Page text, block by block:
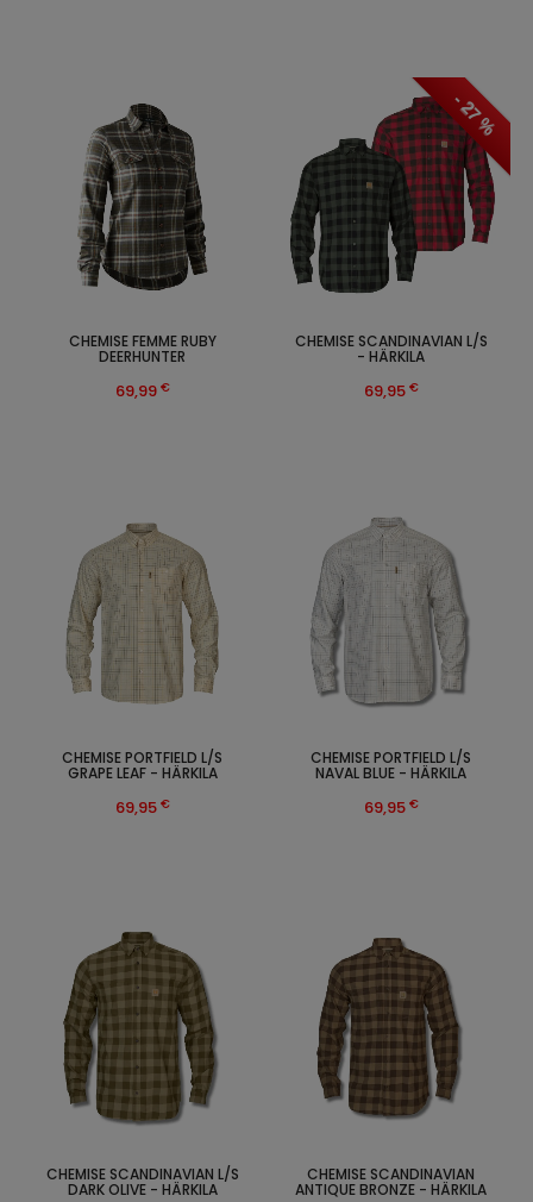
CHEMISE FEMME RUBY
DEERHUNTER
69,99 €
- 27 %
CHEMISE SCANDINAVIAN L/S
- HÄRKILA
69,95 €
CHEMISE PORTFIELD L/S
GRAPE LEAF - HÄRKILA
69,95 €
CHEMISE PORTFIELD L/S
NAVAL BLUE - HÄRKILA
69,95 €
CHEMISE SCANDINAVIAN L/S
DARK OLIVE - HÄRKILA
CHEMISE SCANDINAVIAN
ANTIQUE BRONZE - HÄRKILA